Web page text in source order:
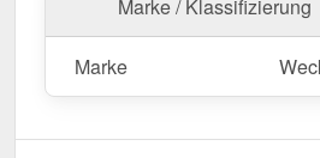
Marke / Klassifizierung
Marke